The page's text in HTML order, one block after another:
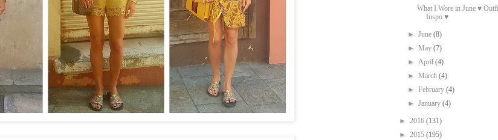
What I Wore in June ♥
Inspo ♥
►June(8)
►May(7)
►April(4)
►March(4)
►February(4)
►January(4)
► 2016 (131)
► 2015 (195)